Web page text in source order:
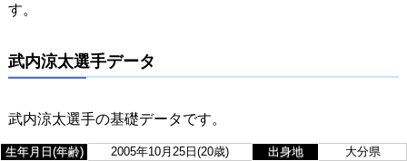
す。
武内涼太選手データ
武内涼太選手の基礎データです。
生年月日(年齢) 2005年10月25日(20歳) 出身地
大分県